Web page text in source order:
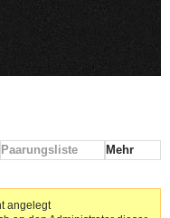
Paarungsliste Mehr
angelegt